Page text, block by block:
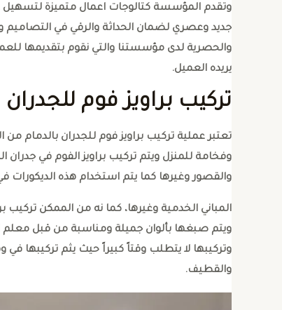
وتقدم المؤسسة كتالوجات اعمال متميزة لتسهيل
جديد وعصري لضمان الحداثة والرقي في التصاميم
والحصرية لدى مؤسستنا والتي نقوم بتقديمها
يريده العميل.
تركيب براويز فوم للجدران
تعتبر عملية تركيب براويز فوم للجدران بالدمام
وفخامة للمنزل ويتم تركيب براويز الفوم في جدران
والقصور وغيرها كما يتم استخدام هذه الديكورات
المباني الخدمية وغيرها، كما نه من الممكن تركيب
ويتم صبغها بألوان جميلة ومناسبة من قبل معلم
وتركيبها لا يتطلب وقتاً كبيراً حيث يثم
والقطيف.